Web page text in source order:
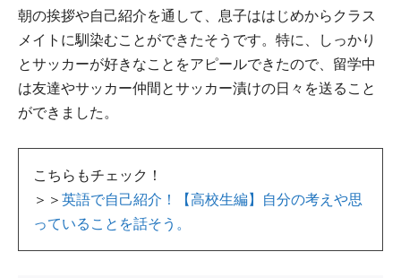
朝の挨拶や自己紹介を通して、息子ははじめからクラス
メイトに馴染むことができたそうです。特に、しっかり
とサッカーが好きなことをアピールできたので、留学中
は友達やサッカー仲間とサッカー漬けの日々を送ること
ができました。
こちらもチェック！
＞＞ 英語で自己紹介！【高校生編】自分の考えや思
っていることを話そう。